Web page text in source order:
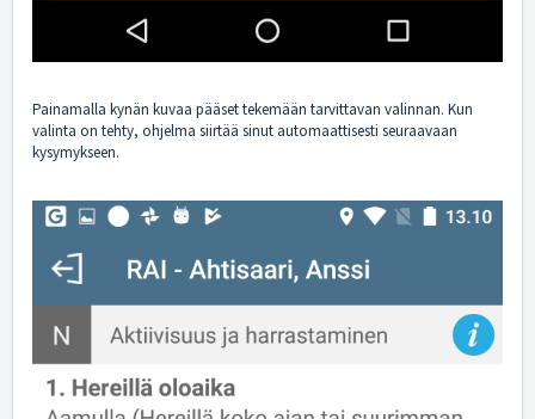
Painamalla kynän kuvaa pääset tekemään tarvittavan valinnan. Kun
valinta on tehty, ohjelma siirtää sinut automaattisesti seuraavaan
kysymykseen.